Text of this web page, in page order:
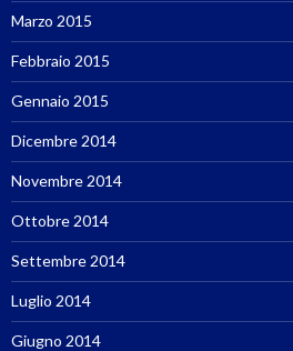
Marzo 2015
Febbraio 2015
Gennaio 2015
Dicembre 2014
Novembre 2014
Ottobre 2014
Settembre 2014
Luglio 2014
Giugno 2014